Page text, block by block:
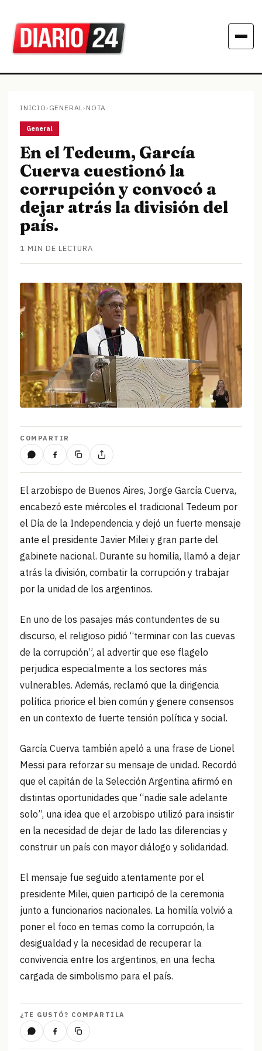
INICIO› GENERAL› NOTA
General
En el Tedeum, García
Cuerva cuestionó la
corrupción y convocó a
dejar atrás la división del
país.
1 MIN DE LECTURA
COMPARTIR
El arzobispo de Buenos Aires, Jorge García Cuerva,
encabezó este miércoles el tradicional Tedeum por
el Día de la Independencia y dejó un fuerte mensaje
ante el presidente Javier Milei y gran parte del
gabinete nacional. Durante su homilía, llamó a dejar
atrás la división, combatir la corrupción y trabajar
por la unidad de los argentinos.
En uno de los pasajes más contundentes de su
discurso, el religioso pidió “terminar con las cuevas
de la corrupción”, al advertir que ese flagelo
perjudica especialmente a los sectores más
vulnerables. Además, reclamó que la dirigencia
política priorice el bien común y genere consensos
en un contexto de fuerte tensión política y social.
García Cuerva también apeló a una frase de Lionel
Messi para reforzar su mensaje de unidad. Recordó
que el capitán de la Selección Argentina afirmó en
distintas oportunidades que “nadie sale adelante
solo”, una idea que el arzobispo utilizó para insistir
en la necesidad de dejar de lado las diferencias y
construir un país con mayor diálogo y solidaridad.
El mensaje fue seguido atentamente por el
presidente Milei, quien participó de la ceremonia
junto a funcionarios nacionales. La homilía volvió a
poner el foco en temas como la corrupción, la
desigualdad y la necesidad de recuperar la
convivencia entre los argentinos, en una fecha
cargada de simbolismo para el país.
¿TE GUSTÓ? COMPARTILA